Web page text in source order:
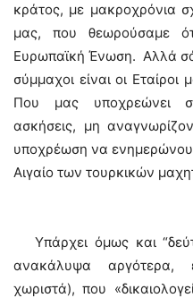
κράτος, με μακροχρόνια
μας, που θεωρούσαμε
Ευρωπαϊκή Ένωση. Αλλά
σύμμαχοι είναι οι
Που μας υποχρεώνει
ασκήσεις, μη
υποχρέωση να
Αιγαίο των τουρκικών
Υπάρχει όμως και
ανακάλυψα αργότερα,
χωριστά), που